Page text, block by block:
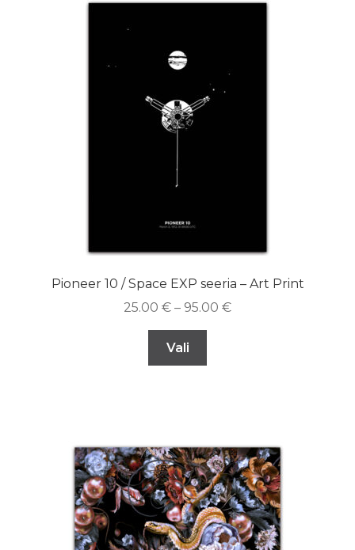
Pioneer 10 / Space EXP seeria – Art Print
25.00 € – 95.00 €
Vali